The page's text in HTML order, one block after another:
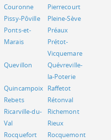
Couronne
Pierrecourt
Pissy-Pôville
Pleine-Sève
Ponts-et-
Marais
Préaux
Prétot-
Vicquemare
Quevillon
Quévreville-
la-Poterie
Quincampoix Raffetot
Rebets
Rétonval
Ricarville-du-
Val
Richemont
Rieux
Rocquefort
Rocquemont